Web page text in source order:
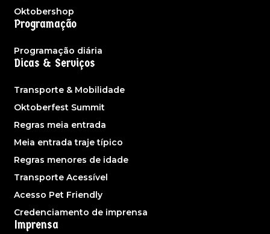
Oktobershop
Programação
Programação diária
Dicas & Serviços
Transporte & Mobilidade
Oktoberfest Summit
Regras meia entrada
Meia entrada traje típico
Regras menores de idade
Transporte Acessível
Acesso Pet Friendly
Credenciamento de imprensa
Imprensa